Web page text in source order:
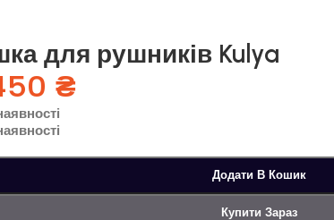
для рушників Kulya
₴
Додати В Кошик
Купити Зараз